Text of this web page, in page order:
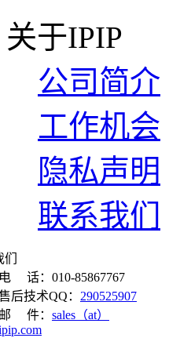
关于IPIP
公司简介
工作机会
隐私声明
联系我们
话：010-85867767
后技术QQ： 290525907
件： sales（at）